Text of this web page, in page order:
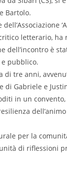
Bartolo.
letterario,
dell’incontro è
pubblico.
di tre anni,
Gabriele e
in un
per la
di riflessioni